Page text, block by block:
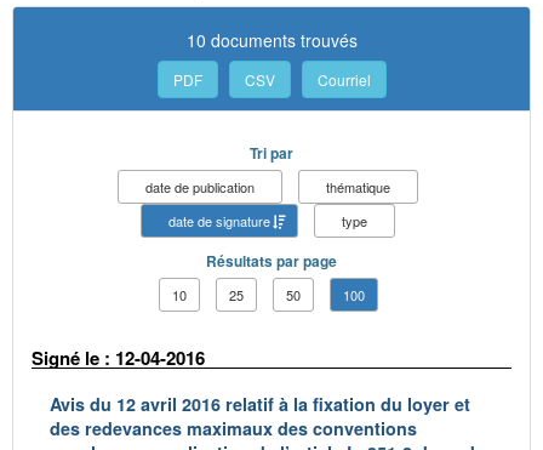
10 documents trouvés
PDF CSV Courriel
Tri par
date de publication
thématique
date de signature
type
Résultats par page
10 25 50 100
Signé le : 12-04-2016
Avis du 12 avril 2016 relatif à la fixation du loyer et
des redevances maximaux des conventions